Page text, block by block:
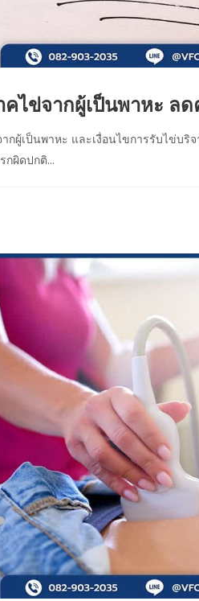
ไข่จากผู้เป็นพาหะ ล
ผู้เป็นพาหะ และเงื่อนไขการรับไข่บ
กผิดปกติ...